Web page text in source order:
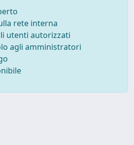
rete interna
utenti autorizzati
agli amministratori